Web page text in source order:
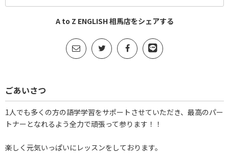
A to Z ENGLISH 相馬店をシェアする
ごあいさつ
1人でも多くの方の語学学習をサポートさせていただき、最高のパー
トナーとなれるよう全力で頑張って参ります！！
楽しく元気いっぱいにレッスンをしております。